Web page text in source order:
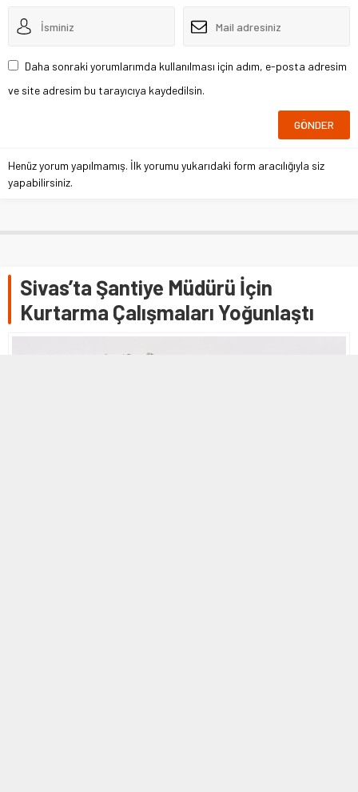
Daha sonraki yorumlarımda kullanılması için adım, e-posta adresim
ve site adresim bu tarayıcıya kaydedilsin.
Henüz yorum yapılmamış. İlk yorumu yukarıdaki form aracılığıyla siz
yapabilirsiniz.
Sivas’ta Şantiye Müdürü İçin
Kurtarma Çalışmaları Yoğunlaştı